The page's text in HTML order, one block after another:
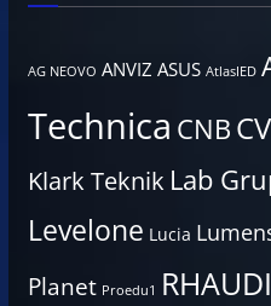
AG NEOVO ANVIZ ASUS AtlasIED
Technica CNB
Klark Teknik Lab
Levelone Lucia
Planet Proedu1